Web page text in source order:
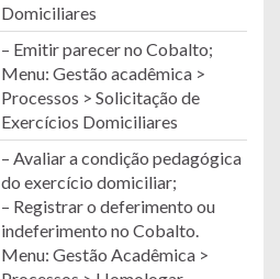
Domiciliares
– Emitir parecer no Cobalto;
Menu: Gestão acadêmica >
Processos > Solicitação de
Exercícios Domiciliares
– Avaliar a condição pedagógica
do exercício domiciliar;
– Registrar o deferimento ou
indeferimento no Cobalto.
Menu: Gestão Acadêmica >